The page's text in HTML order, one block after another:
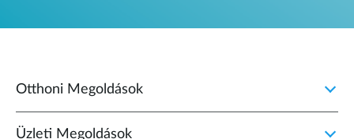
Otthoni Megoldások
Üzleti Megoldások